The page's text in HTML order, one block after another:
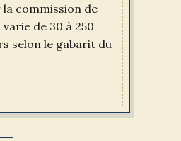
la commission de
de 30 à 250
selon le gabarit du